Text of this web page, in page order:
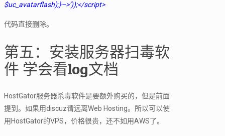
$uc_avatarflash);}–>’));</script>
代码直接删除。
第五：安装服务器扫毒软
件 学会看log文档
HostGator服务器杀毒软件是要额外购买的，但是前面
提到。如果用discuz请远离Web Hosting。所以可以使
用HostGator的VPS，价格很贵，还不如用AWS了。